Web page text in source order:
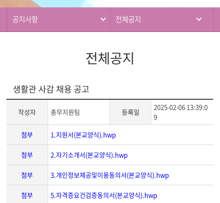
공지사항 전체공지
전체공지
생활관 사감 채용 공고
작성자 총무지원팀 등록일
2025-02-06 13:39:0
9
첨부
1.지원서(본교양식).hwp
첨부 2.자기소개서(본교양식).hwp
첨부 3.개인정보제공및이용동의서(본교양식).hwp
첨부 5.자격증요건검증동의서(본교양식).hwp